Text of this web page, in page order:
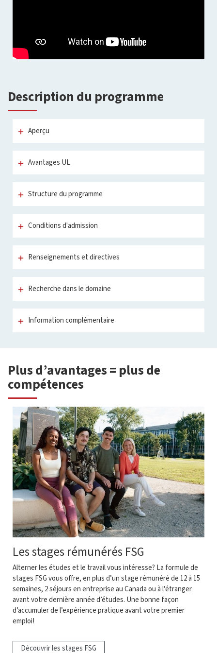
Description du programme
Aperçu
Avantages UL
Structure du programme
Conditions d'admission
Renseignements et directives
Recherche dans le domaine
Information complémentaire
Plus d’avantages = plus de
compétences
Les stages rémunérés FSG
Alterner les études et le travail vous intéresse? La formule de
stages FSG vous offre, en plus d’un stage rémunéré de 12 à 15
semaines, 2 séjours en entreprise au Canada ou à l'étranger
avant votre dernière année d’études. Une bonne façon
d’accumuler de l’expérience pratique avant votre premier
emploi!
Découvrir les stages FSG